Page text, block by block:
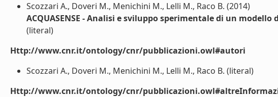
Scozzari A., Doveri M., Menichini M., Lelli M., Raco B. (2014)
ACQUASENSE - Analisi e sviluppo sperimentale di un
(literal)
Http://www.cnr.it/ontology/cnr/pubblicazioni.owl#autori
Scozzari A., Doveri M., Menichini M., Lelli M., Raco B. (literal)
Http://www.cnr.it/ontology/cnr/